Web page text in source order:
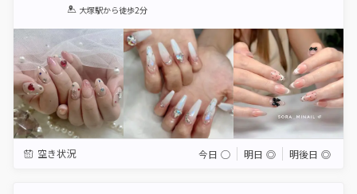
1 2 3 4 5
大塚駅から徒歩2分
空き状況 今日 ◯ 明日 ◎ 明後日 ◎